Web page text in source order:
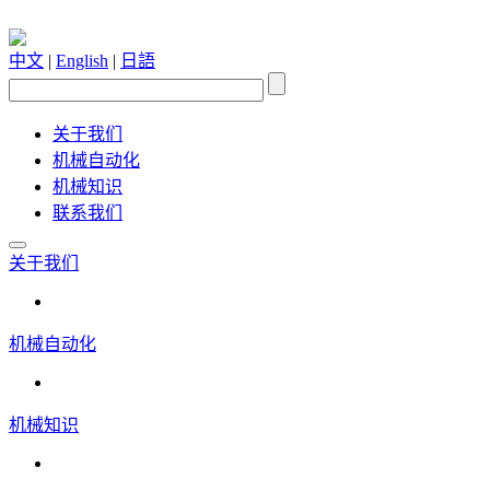
中文 | English | 日語
关于我们
机械自动化
机械知识
联系我们
关于我们
机械自动化
机械知识